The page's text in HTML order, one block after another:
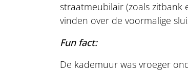
straatmeubilair (zoals
vinden over de voormalige
Fun fact:
De kademuur was vroeger